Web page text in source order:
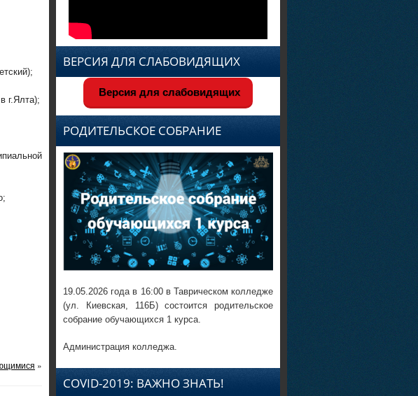
г.Ялта);
»
ВЕРСИЯ ДЛЯ СЛАБОВИДЯЩИХ
Версия для слабовидящих
РОДИТЕЛЬСКОЕ СОБРАНИЕ
19.05.2026 года в 16:00 в Таврическом колледже
(ул. Киевская, 116Б) состоится родительское
собрание обучающихся 1 курса.
Администрация колледжа.
COVID-2019: ВАЖНО ЗНАТЬ!